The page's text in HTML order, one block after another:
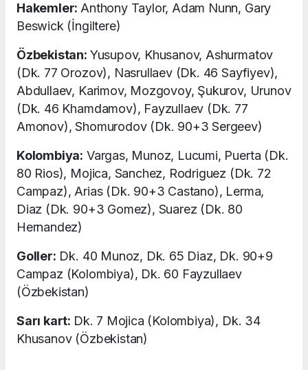
Hakemler:Anthony Taylor, Adam Nunn, Gary
Beswick (İngiltere)
Özbekistan: Yusupov, Khusanov, Ashurmatov
(Dk. 77 Orozov), Nasrullaev (Dk. 46 Sayfiyev),
Abdullaev, Karimov, Mozgovoy, Şukurov, Urunov
(Dk. 46 Khamdamov), Fayzullaev (Dk. 77
Amonov), Shomurodov (Dk. 90+3 Sergeev)
Kolombiya: Vargas, Munoz, Lucumi, Puerta (Dk.
80 Rios), Mojica, Sanchez, Rodriguez (Dk. 72
Campaz), Arias (Dk. 90+3 Castano), Lerma,
Diaz (Dk. 90+3 Gomez), Suarez (Dk. 80
Hernandez)
Goller: Dk. 40 Munoz, Dk. 65 Diaz, Dk. 90+9
Campaz (Kolombiya), Dk. 60 Fayzullaev
(Özbekistan)
Sarı kart: Dk. 7 Mojica (Kolombiya), Dk. 34
Khusanov (Özbekistan)